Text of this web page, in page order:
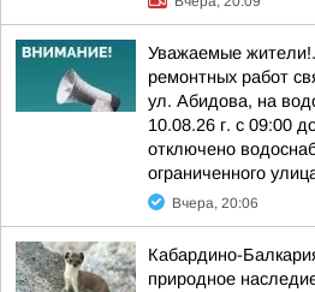
Уважаемые
ремонтных работ
ул. Абидова, на
10.08.26 г. с 09:00
отключено
ограниченного
Вчера, 20:06
Кабардино-
природное